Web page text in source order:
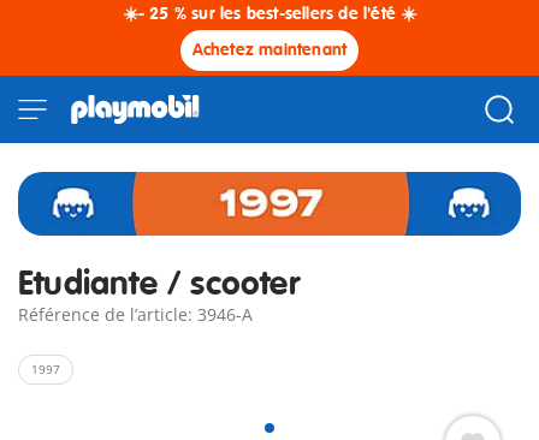
☀️- 25 % sur les best-sellers de l'été ☀️
Achetez maintenant
Etudiante / scooter
Référence de l’article: 3946-A
1997